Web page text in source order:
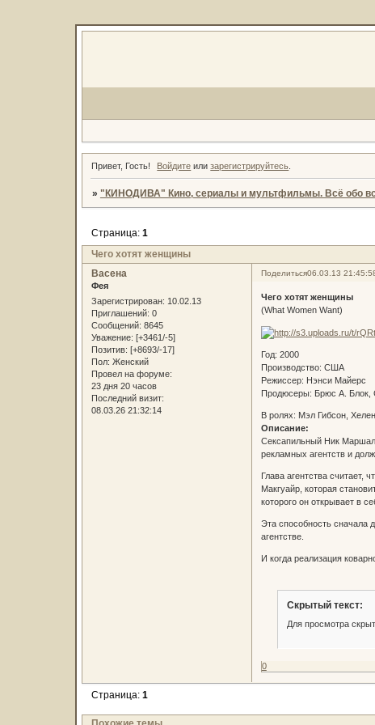
Привет, Гость! Войдите илизарегистрируйтесь
» "КИНОДИВА" Кино, сериалы и мультфильмы. Всё обо
Чего хотят женщины
Страница: 1
Поделиться06.03.13
Васена
Фея
Зарегистрирован: 10.02.13
Приглашений: 0
Сообщений: 8645
Уважение: [+3461/-5]
Позитив: [+8693/-17]
Пол: Женский
Провел на форуме:
23 дня 20 часов
Последний визит:
08.03.26 21:32:14
Чего хотят женщины
(What Women Want)
Год: 2000
Производство: США
Режиссер: Нэнси Майерс
Продюсеры: Брюс А. Блок,
В ролях: Мэл Гибсон,
Описание:
Сексапильный Ник Маршал
рекламных агентств и
Глава агентства считает,
Макгуайр, которая
которого он открывает в
Эта способность сначала
агентстве.
И когда реализация
Скрытый текст:
Для просмотра
0
Страница: 1